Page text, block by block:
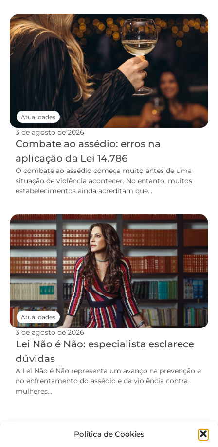
Política de Cookies
3 de agosto de 2026
Combate ao assédio: erros na
aplicação da Lei 14.786
O combate ao assédio começa muito antes de uma
situação de violência acontecer. No entanto, muitos
estabelecimentos ainda acreditam que...
Atualidades
3 de agosto de 2026
Lei Não é Não: especialista esclarece
dúvidas
A Lei Não é Não representa um avanço na prevenção e
no enfrentamento do assédio e da violência contra
mulheres...
Atualidades